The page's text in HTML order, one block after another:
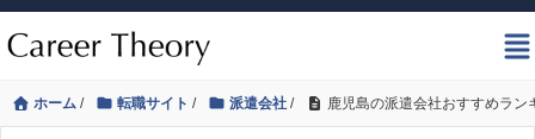
ホーム / 転職サイト / 派遣会社 / 鹿児島の派遣会社おすすめラ